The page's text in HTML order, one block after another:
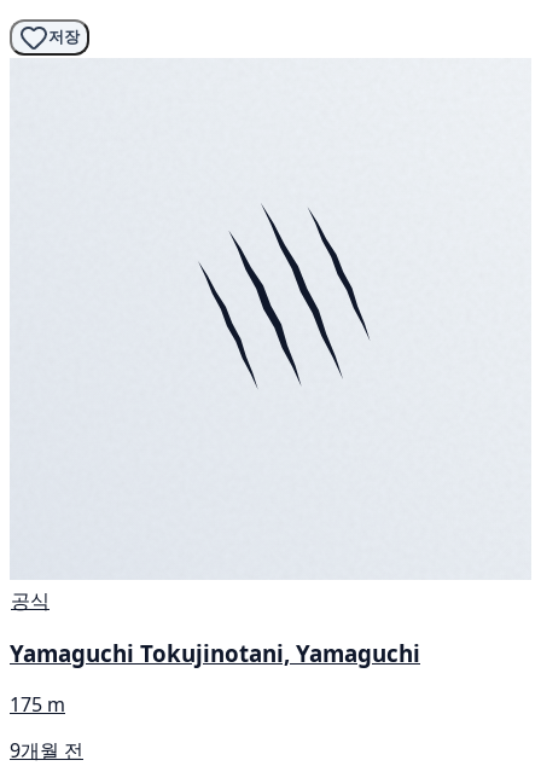
저장
공식
Yamaguchi Tokujinotani, Yamaguchi
175 m
9개월 전